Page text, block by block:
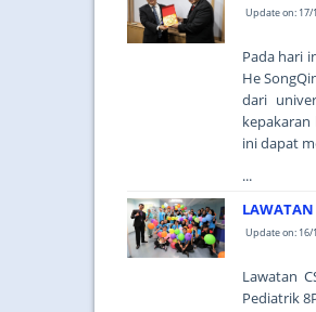
Update on: 17/
Pada hari
He
dari
ini dapat
...
Update on: 16/
Lawatan
Pediatrik